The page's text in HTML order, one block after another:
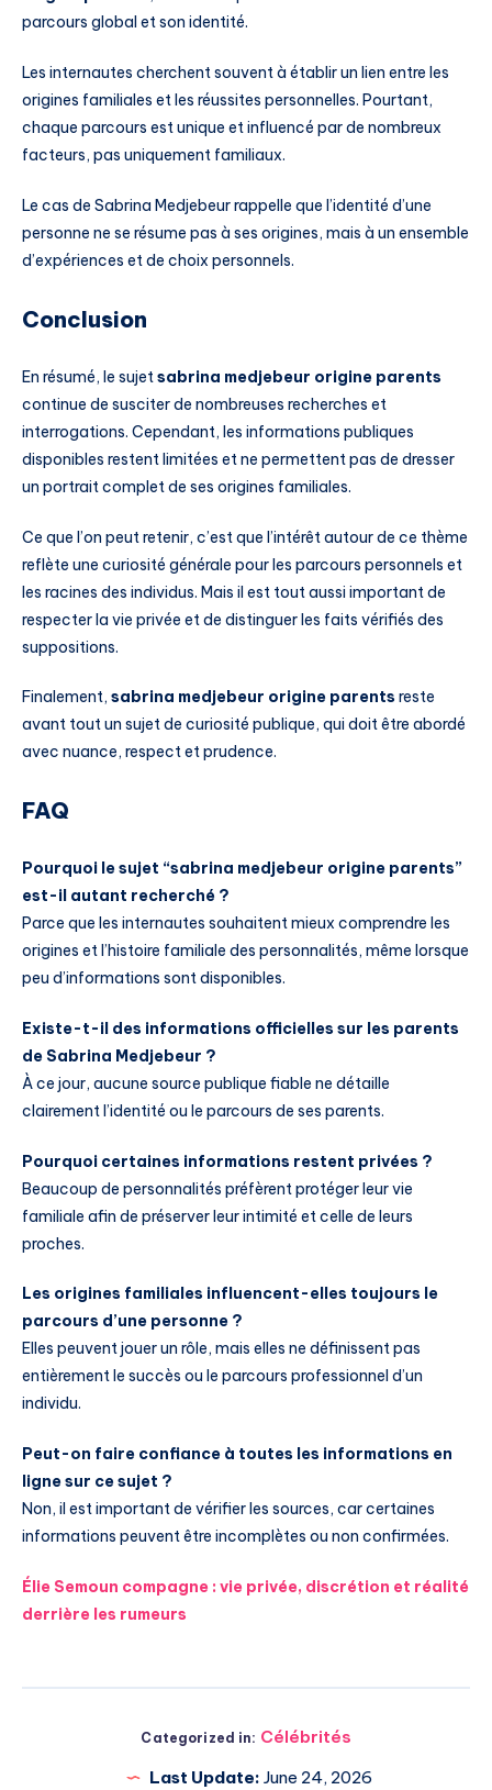
parcours global et son identité.
Les internautes cherchent souvent à établir un lien entre les
origines familiales et les réussites personnelles. Pourtant,
chaque parcours est unique et influencé par de nombreux
facteurs, pas uniquement familiaux.
Le cas de Sabrina Medjebeur rappelle que l’identité d’une
personne ne se résume pas à ses origines, mais à un ensemble
d’expériences et de choix personnels.
Conclusion
En résumé, le sujetsabrina medjebeur origine parents
continue de susciter de nombreuses recherches et
interrogations. Cependant, les informations publiques
disponibles restent limitées et ne permettent pas de dresser
un portrait complet de ses origines familiales.
Ce que l’on peut retenir, c’est que l’intérêt autour de ce thème
reflète une curiosité générale pour les parcours personnels et
les racines des individus. Mais il est tout aussi important de
respecter la vie privée et de distinguer les faits vérifiés des
suppositions.
Finalement, sabrina medjebeur origine parents reste
avant tout un sujet de curiosité publique, qui doit être abordé
avec nuance, respect et prudence.
FAQ
Pourquoi le sujet “sabrina medjebeur origine parents”
est-il autant recherché ?
Parce que les internautes souhaitent mieux comprendre les
origines et l’histoire familiale des personnalités, même lorsque
peu d’informations sont disponibles.
Existe-t-il des informations officielles sur les parents
de Sabrina Medjebeur ?
À ce jour, aucune source publique fiable ne détaille
clairement l’identité ou le parcours de ses parents.
Pourquoi certaines informations restent privées ?
Beaucoup de personnalités préfèrent protéger leur vie
familiale afin de préserver leur intimité et celle de leurs
proches.
Les origines familiales influencent-elles toujours le
parcours d’une personne ?
Elles peuvent jouer un rôle, mais elles ne définissent pas
entièrement le succès ou le parcours professionnel d’un
individu.
Peut-on faire confiance à toutes les informations en
ligne sur ce sujet ?
Non, il est important de vérifier les sources, car certaines
informations peuvent être incomplètes ou non confirmées.
Élie Semoun compagne : vie privée, discrétion et réalité
derrière les rumeurs
Categorized in: Célébrités
Last Update: June 24, 2026